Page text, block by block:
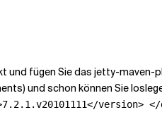
und fügen Sie das jetty-maven-
und schon können Sie
version> </